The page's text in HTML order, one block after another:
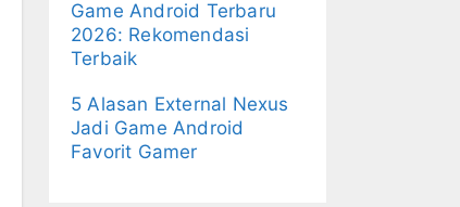
Game Android Terbaru
2026: Rekomendasi
Terbaik
5 Alasan External Nexus
Jadi Game Android
Favorit Gamer